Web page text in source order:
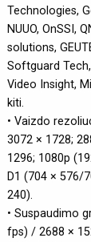
Technologies,
NUUO, OnSSI,
solutions,
Softguard
Video Insight,
kiti.
• Vaizdo
3072 × 1728;
1296; 1080p
D1 (704 × 576/
240).
• Suspaudimo
fps) / 2688 ×